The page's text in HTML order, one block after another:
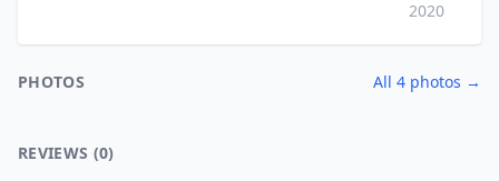
2020
PHOTOS All 4 photos →
REVIEWS (0)